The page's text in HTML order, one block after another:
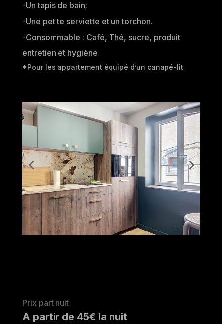
-Un tapis de bain;
-Une petite serviette et un torchon.
-Consommable : Café, Thé, sucre, produit
entretien et hygiène
*Pour les appartement équipé d’un canapé-lit
Prix part nuit
A partir de 45€ la nuit